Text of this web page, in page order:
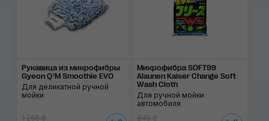
Рукавица из микрофибры
Gyeon Q²M Smoothie EVO
Для деликатной ручной
мойки
1 265 ₴
Микрофибра SOFT99
Alaunen Kaiser Change Soft
Wash Cloth
Для ручной мойки
автомобиля
845 ₴